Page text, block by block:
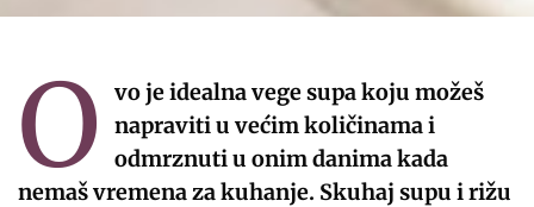
O
vo je idealna vege supa koju možeš
napraviti u većim količinama i
odmrznuti u onim danima kada
nemaš vremena za kuhanje. Skuhaj supu i rižu